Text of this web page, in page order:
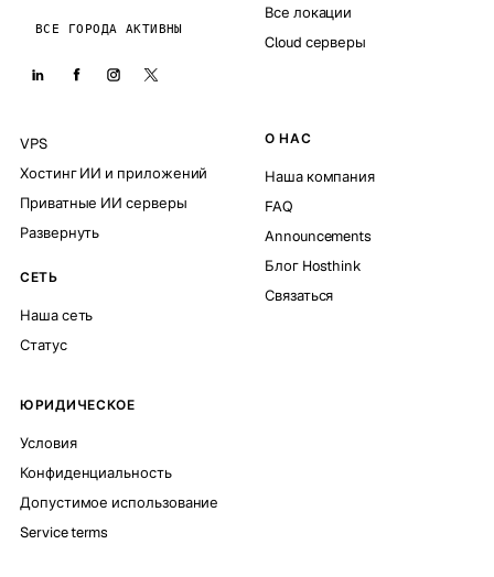
ВСЕ ГОРОДА АКТИВНЫ
Все локации
Cloud серверы
VPS
Хостинг ИИ и приложений
Приватные ИИ серверы
Развернуть
СЕТЬ
Наша сеть
Статус
О НАС
Наша компания
FAQ
Announcements
Блог Hosthink
Связаться
ЮРИДИЧЕСКОЕ
Условия
Конфиденциальность
Допустимое использование
Service terms